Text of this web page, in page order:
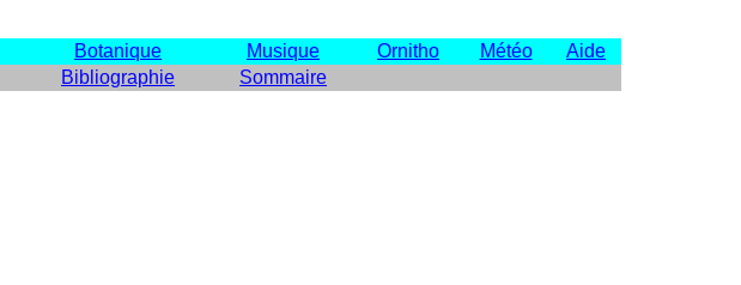
Botanique Musique Ornitho Météo
Aide
Bibliographie Sommaire